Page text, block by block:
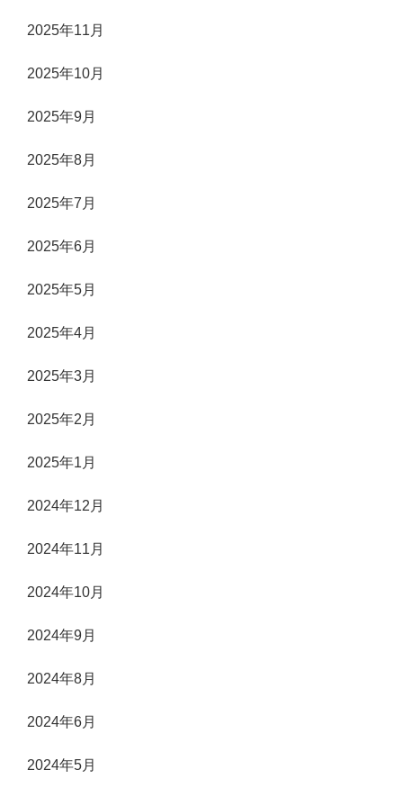
2025年11月
2025年10月
2025年9月
2025年8月
2025年7月
2025年6月
2025年5月
2025年4月
2025年3月
2025年2月
2025年1月
2024年12月
2024年11月
2024年10月
2024年9月
2024年8月
2024年6月
2024年5月